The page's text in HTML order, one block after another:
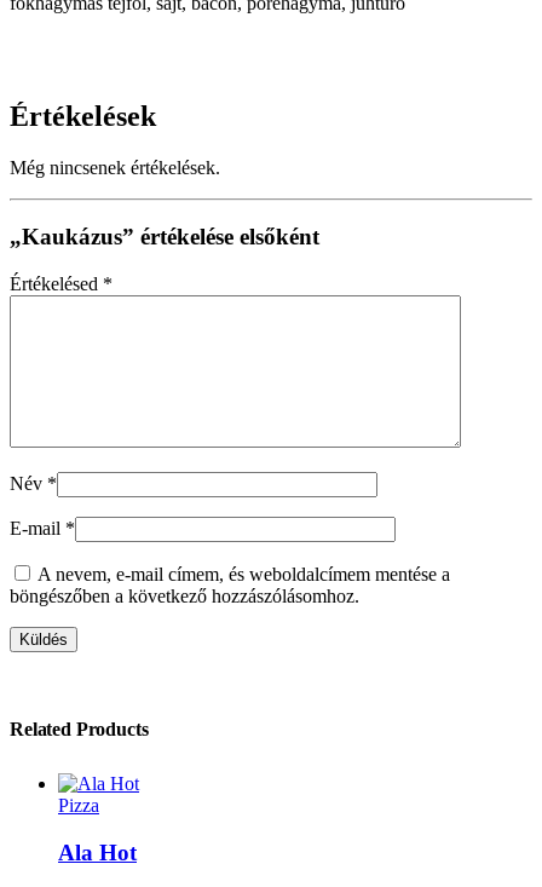
Értékelések
Még nincsenek értékelések.
„Kaukázus” értékelése elsőként
Értékelésed *
Név *
E-mail *
A nevem, e-mail címem, és weboldalcímem mentése a
böngészőben a következő hozzászólásomhoz.
Related Products
Pizza
Ala Hot